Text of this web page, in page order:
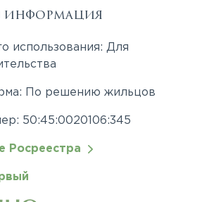
информация
использования: Для
По решению жильцов
50:45:0020106:345
Росреестра